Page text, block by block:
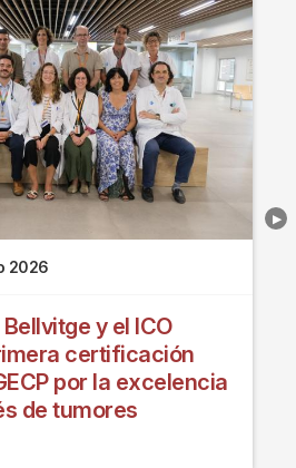
2026
y el ICO
certificación
por la excelencia
de tumores